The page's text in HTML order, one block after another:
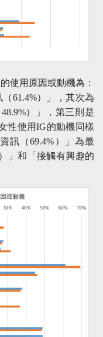
使用原因或動機為：
61.4%）」，其次為
）」，第三則是
性使用IG的動機同樣
訊（69.4%）」為最
」和「接觸有興趣的